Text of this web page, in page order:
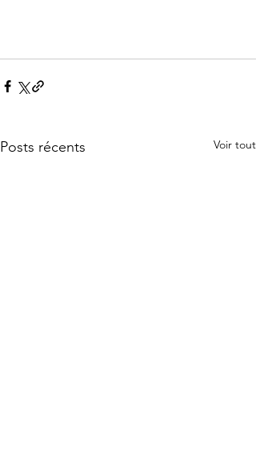
Posts récents Voir tout